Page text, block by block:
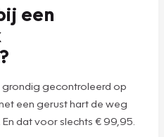
een
grondig gecontroleerd op
een gerust hart de weg
dat voor slechts € 99,95.